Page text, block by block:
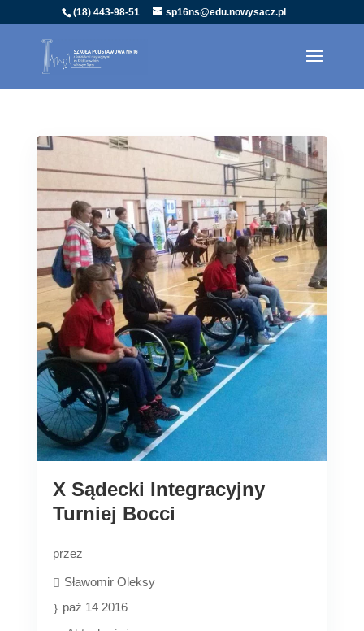
(18) 443-98-51 sp16ns@edu.nowysacz.pl
X Sądecki Integracyjny
Turniej Bocci
przez
Sławomir Oleksy
paź 14 2016